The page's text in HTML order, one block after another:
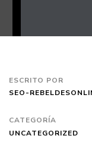
ESCRITO POR
SEO-
CATEGORÍA
UNCATEGORIZED